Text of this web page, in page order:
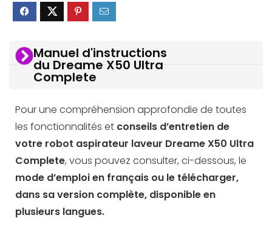
Manuel d'instructions
du Dreame X50 Ultra
Complete
Pour une compréhension approfondie de toutes
les fonctionnalités et conseils d’entretien de
votre robot aspirateur laveur Dreame X50 Ultra
Complete, vous pouvez consulter, ci-dessous, le
mode d’emploi en français ou le télécharger,
dans sa version complète, disponible en
plusieurs langues.